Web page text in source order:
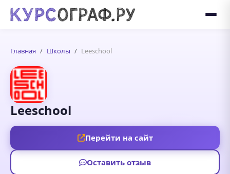
Главная Школы Leeschool
Leeschool
Перейти на сайт
Оставить отзыв